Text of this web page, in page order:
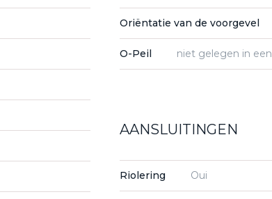
Oriëntatie van de voorgevel
O-Peil niet gelegen in
AANSLUITINGEN
Riolering Oui